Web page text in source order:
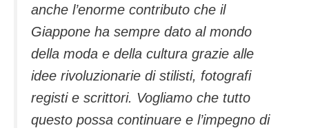
anche l’enorme contributo che il
Giappone ha sempre dato al mondo
della moda e della cultura grazie alle
idee rivoluzionarie di stilisti, fotografi
registi e scrittori. Vogliamo che tutto
questo possa continuare e l’impegno di